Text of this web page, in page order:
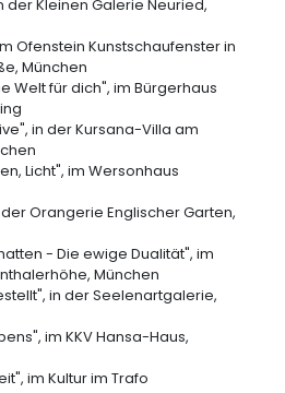
der Kleinen Galerie Neuried,
Ofenstein Kunstschaufenster in
München
Welt für dich", im Bürgerhaus
in der Kursana-Villa am
Licht", im Wersonhaus
der Orangerie Englischer Garten,
- Die ewige Dualität", im
München
in der Seelenartgalerie,
im KKV Hansa-Haus,
im Kultur im Trafo